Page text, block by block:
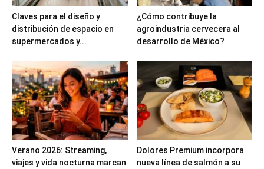
Claves para el diseño y
distribución de espacio en
supermercados y...
¿Cómo contribuye la
agroindustria cervecera al
desarrollo de México?
Verano 2026: Streaming,
viajes y vida nocturna marcan
Dolores Premium incorpora
nueva línea de salmón a su